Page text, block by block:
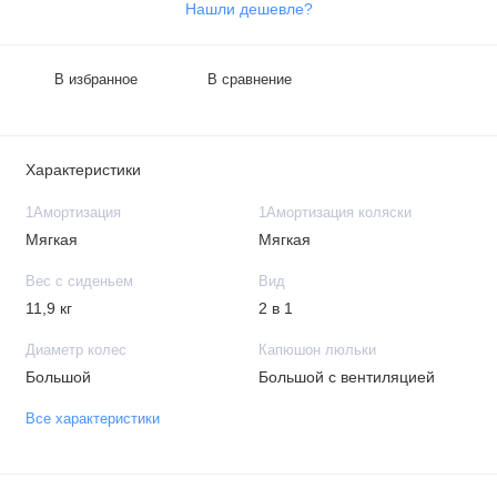
Нашли дешевле?
В избранное В сравнение
Характеристики
1Амортизация
Мягкая
1Амортизация коляски
Мягкая
Вес с сиденьем
11,9 кг
Вид
2 в 1
Диаметр колес
Большой
Капюшон люльки
Большой с вентиляцией
Все характеристики